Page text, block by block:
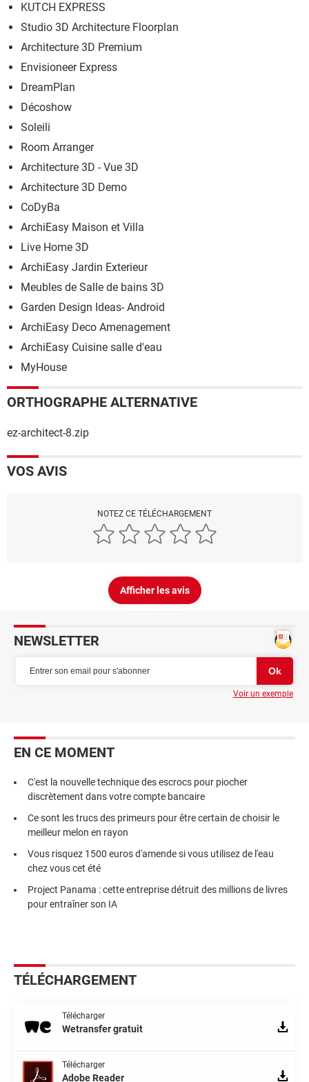
KUTCH EXPRESS
Studio 3D Architecture Floorplan
Architecture 3D Premium
Envisioneer Express
DreamPlan
Décoshow
Soleili
Room Arranger
Architecture 3D - Vue 3D
Architecture 3D Demo
CoDyBa
ArchiEasy Maison et Villa
Live Home 3D
ArchiEasy Jardin Exterieur
Meubles de Salle de bains 3D
Garden Design Ideas- Android
ArchiEasy Deco Amenagement
ArchiEasy Cuisine salle d'eau
MyHouse
ORTHOGRAPHE ALTERNATIVE
ez-architect-8.zip
VOS AVIS
NOTEZ CE TÉLÉCHARGEMENT
Afficher les avis
NEWSLETTER
Voir un exemple
EN CE MOMENT
C'est la nouvelle technique des escrocs pour piocher
discrètement dans votre compte bancaire
Ce sont les trucs des primeurs pour être certain de choisir le
meilleur melon en rayon
Vous risquez 1500 euros d'amende si vous utilisez de l'eau
chez vous cet été
Project Panama : cette entreprise détruit des millions de livres
pour entraîner son IA
TÉLÉCHARGEMENT
Télécharger
Wetransfer gratuit
Télécharger
Adobe Reader